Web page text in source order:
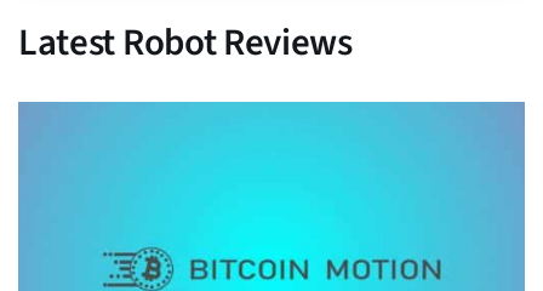
Latest Robot Reviews